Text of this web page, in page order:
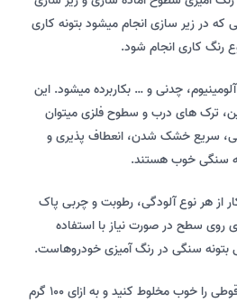
در زیر سازی انجام میشود بتونه کاری
رنگ کاری انجام شود.
چدنی و … بکاربرده میشود. این
ترک های درب و سطوح فلزی میتوان
سریع خشک شدن، انعطاف پذیری و
سنگی خوب هستند.
از هر نوع آلودگی، رطوبت و چربی پاک
روی سطح در صورت نیاز با استفاده
بتونه سنگی در رنگ آمیزی خودروهاست.
برای اجرای این بتونه محتویات قوطی را خوب مخلوط کنید و به ازای 100 گرم